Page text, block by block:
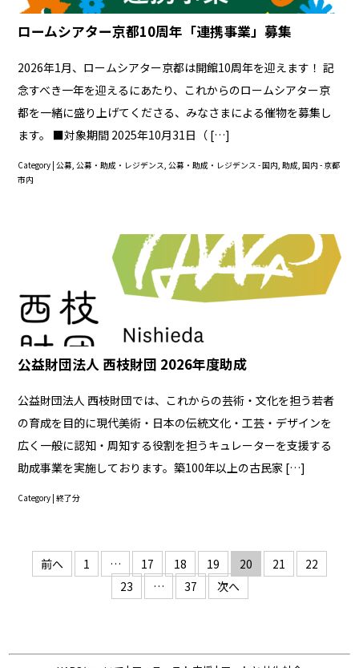
ロームシアター京都10周年「連携事業」募集
2026年1月、ロームシアター京都は開館10周年を迎えます！ 記
念すべき一年を迎えるにあたり、これからのロームシアター京
都を一緒に盛り上げてくださる、みなさまによる催物を募集し
ます。 ■対象期間 2025年10月31日（ […]
Category |公募,公募・助成・レジデンス,公募・助成・レジデンス - 国内,助成,国内 - 京都
市内
公益財団法人 西枝財団 2026年度助成
公益財団法人 西枝財団では、これからの芸術・文化を担う若者
の育成を目的に現代美術・日本の伝統文化・工芸・デザインを
広く一般に認知・周知する役割を担うキュレーターを支援する
助成事業を実施しております。築100年以上の古民家 […]
Category |終了分
ー
前へ 1 … 17 18 19 20 21
22
23
… 37 次へ